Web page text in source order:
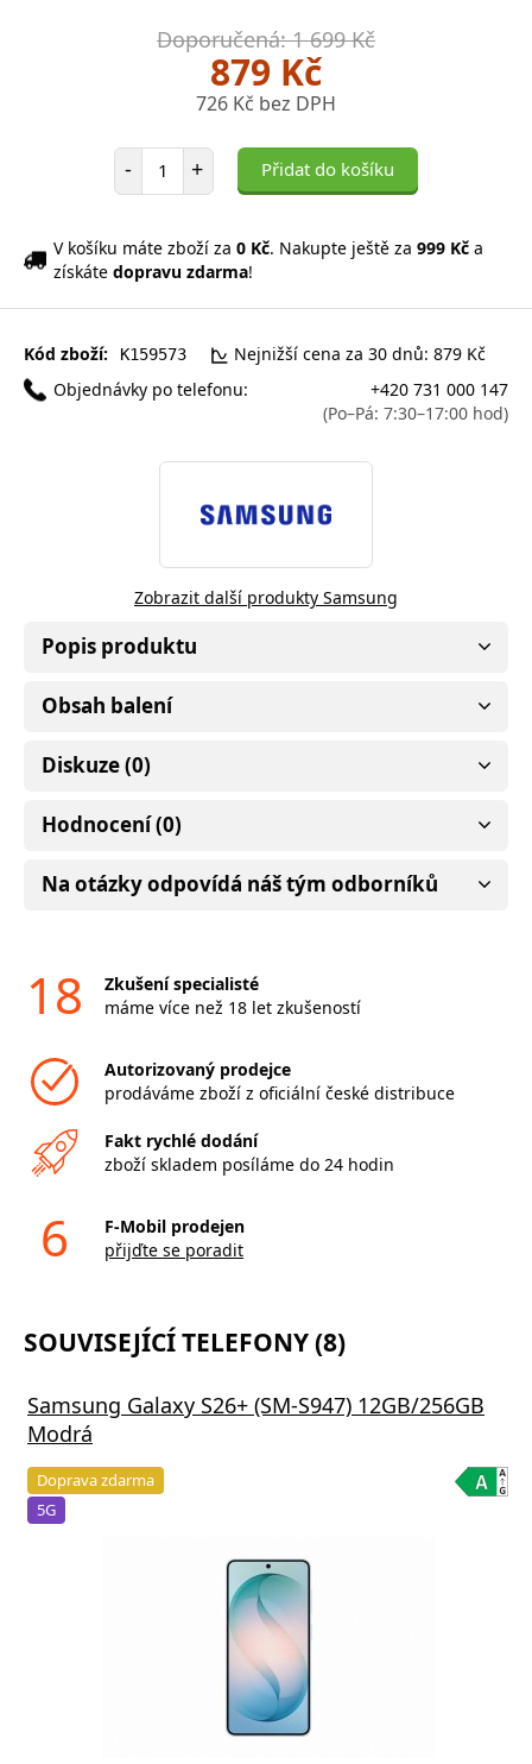
Doporučená: 1 699 Kč
879 Kč
726 Kč bez DPH
- Počet položek
+ Přidat do košíku
V košíku máte zboží za 0 Kč. Nakupte ještě za 999 Kč a
získáte dopravu zdarma!
Kód zboží: K159573
Nejnižší cena za 30 dnů: 879 Kč
Objednávky po telefonu:
+420 731 000 147
(Po–Pá: 7:30–17:00 hod)
Zobrazit další produkty Samsung
Popis produktu
Obsah balení
Diskuze (0)
Hodnocení (0)
Na otázky odpovídá náš tým odborníků
18
Zkušení specialisté
máme více než 18 let zkušeností
Autorizovaný prodejce
prodáváme zboží z oficiální české distribuce
Fakt rychlé dodání
zboží skladem posíláme do 24 hodin
6
F-Mobil prodejen
přijďte se poradit
SOUVISEJÍCÍ TELEFONY (8)
Samsung Galaxy S26+ (SM-S947) 12GB/256GB
Modrá
Doprava zdarma
5G